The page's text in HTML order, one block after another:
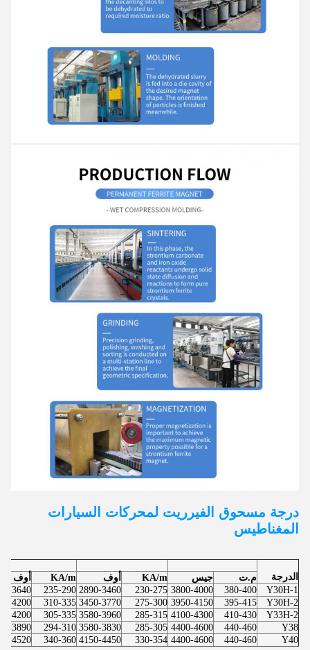
درجة مسحوق الفيرريت لمحركات السيارات
المغناطيس
الدرجة م.ت جيس KA/m أوف KA/m
أوف
Y30H-1
380-400
3800-4000
230-275
2890-3460
235-290
3640
Y30H-2
395-415
3950-4150
275-300
3450-3770
310-335
4200
Y33H-2
410-430
4100-4300
285-315
3580-3960
305-335
4200
Y38
440-460
4400-4600
285-305
3580-3830
294-310
3890
Y40
440-460
4400-4600
330-354
4150-4450
340-360
4520